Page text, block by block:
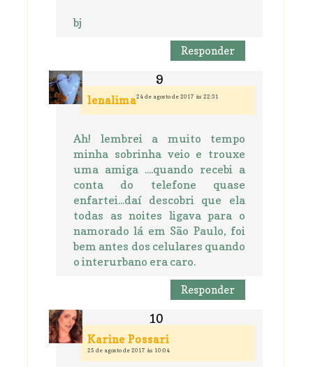
bj
Responder
lenalima24 de agosto de 2017 às 22:31
Ah! lembrei a muito tempo
minha sobrinha veio e trouxe
uma amiga ....quando recebi a
conta do telefone quase
enfartei...daí descobri que ela
todas as noites ligava para o
namorado lá em São Paulo, foi
bem antes dos celulares quando
o interurbano era caro.
Responder
Karine Possari
25 de agosto de 2017 às 10:04